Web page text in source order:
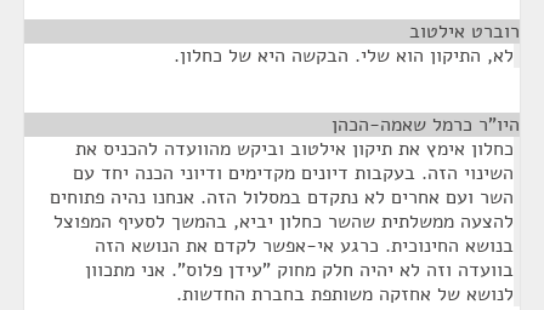
רוברט אילטוב
לא, התיקון הוא שלי. הבקשה היא של כחלון.
היו"ר כרמל שאמה-הכהן
כחלון אימץ את תיקון אילטוב וביקש מהוועדה להכניס את
השינוי הזה. בעקבות דיונים מקדימים ודיוני הכנה יחד עם
השר ועם אחרים לא נתקדם במסלול הזה. אנחנו נהיה פתוחים
להצעה ממשלתית שהשר כחלון יביא, בהמשך לסעיף המפוצל
בנושא החינוכית. כרגע אי-אפשר לקדם את הנושא הזה
בוועדה וזה לא יהיה חלק מחוק "עידן פלוס". אני מתכוון
לנושא של אחזקה משותפת בחברת החדשות.